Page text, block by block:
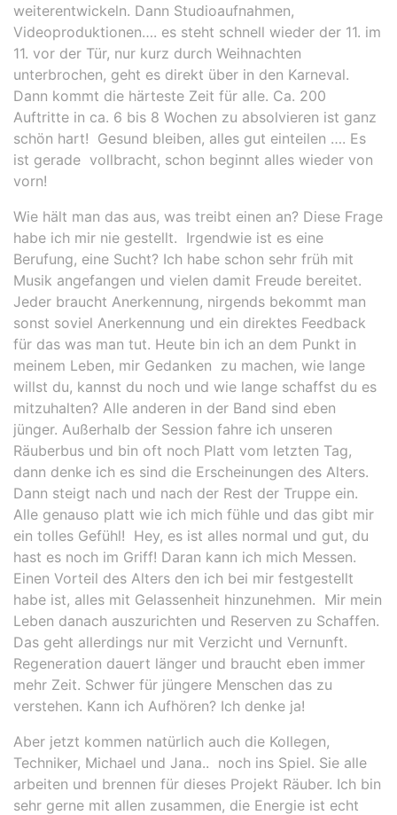
weiterentwickeln. Dann Studioaufnahmen,
Videoproduktionen…. es steht schnell wieder der 11. im
11. vor der Tür, nur kurz durch Weihnachten
unterbrochen, geht es direkt über in den Karneval.
Dann kommt die härteste Zeit für alle. Ca. 200
Auftritte in ca. 6 bis 8 Wochen zu absolvieren ist ganz
schön hart! Gesund bleiben, alles gut einteilen …. Es
ist gerade vollbracht, schon beginnt alles wieder von
vorn!
Wie hält man das aus, was treibt einen an? Diese Frage
habe ich mir nie gestellt. Irgendwie ist es eine
Berufung, eine Sucht? Ich habe schon sehr früh mit
Musik angefangen und vielen damit Freude bereitet.
Jeder braucht Anerkennung, nirgends bekommt man
sonst soviel Anerkennung und ein direktes Feedback
für das was man tut. Heute bin ich an dem Punkt in
meinem Leben, mir Gedanken zu machen, wie lange
willst du, kannst du noch und wie lange schaffst du es
mitzuhalten? Alle anderen in der Band sind eben
jünger. Außerhalb der Session fahre ich unseren
Räuberbus und bin oft noch Platt vom letzten Tag,
dann denke ich es sind die Erscheinungen des Alters.
Dann steigt nach und nach der Rest der Truppe ein.
Alle genauso platt wie ich mich fühle und das gibt mir
ein tolles Gefühl! Hey, es ist alles normal und gut, du
hast es noch im Griff! Daran kann ich mich Messen.
Einen Vorteil des Alters den ich bei mir festgestellt
habe ist, alles mit Gelassenheit hinzunehmen. Mir mein
Leben danach auszurichten und Reserven zu Schaffen.
Das geht allerdings nur mit Verzicht und Vernunft.
Regeneration dauert länger und braucht eben immer
mehr Zeit. Schwer für jüngere Menschen das zu
verstehen. Kann ich Aufhören? Ich denke ja!
Aber jetzt kommen natürlich auch die Kollegen,
Techniker, Michael und Jana.. noch ins Spiel. Sie alle
arbeiten und brennen für dieses Projekt Räuber. Ich bin
sehr gerne mit allen zusammen, die Energie ist echt